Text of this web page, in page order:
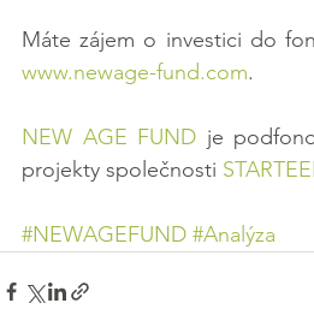
Máte zájem o investici do
www.newage-fund.com.
NEW AGE FUND je
projekty společnosti
#NEWAGEFUND #Analýza